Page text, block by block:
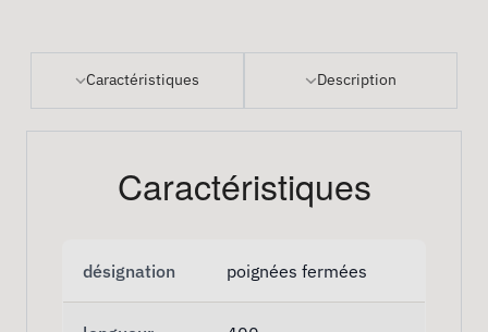
Caractéristiques Description
Caractéristiques
désignation poignées fermées